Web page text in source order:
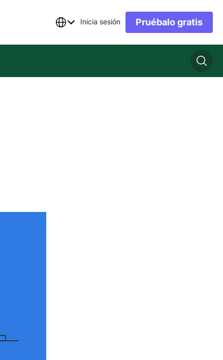
Inicia sesión Pruébalo gratis